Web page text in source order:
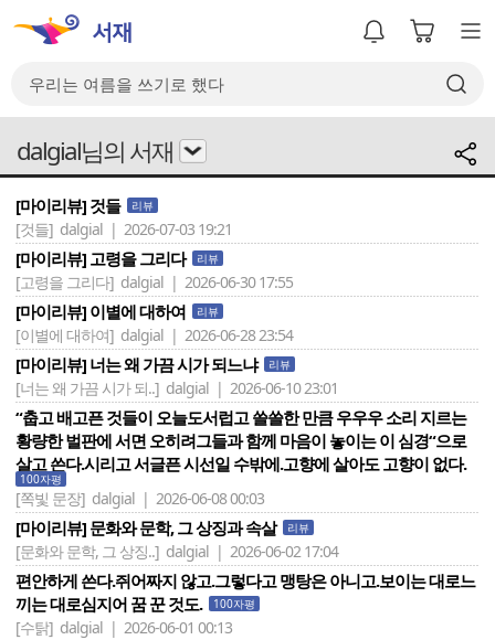
dalgial님의 서재
[마이리뷰] 것들 리뷰
[것들] dalgial | 2026-07-03 19:21
[마이리뷰] 고령을 그리다 리뷰
[고령을 그리다] dalgial | 2026-06-30 17:55
[마이리뷰] 이별에 대하여 리뷰
[이별에 대하여] dalgial | 2026-06-28 23:54
[마이리뷰] 너는 왜 가끔 시가 되느냐 리뷰
[너는 왜 가끔 시가 되..] dalgial | 2026-06-10 23:01
“춥고 배고픈 것들이 오늘도서럽고 쓸쓸한 만큼 우우우 소리 지르는
황량한 벌판에 서면 오히려그들과 함께 마음이 놓이는 이 심경“으로
살고 쓴다.시리고 서글픈 시선일 수밖에.고향에 살아도 고향이 없다.
100자평
[쪽빛 문장] dalgial | 2026-06-08 00:03
[마이리뷰] 문화와 문학, 그 상징과 속살 리뷰
[문화와 문학, 그 상징..] dalgial | 2026-06-02 17:04
편안하게 쓴다.쥐어짜지 않고.그렇다고 맹탕은 아니고.보이는 대로느
끼는 대로심지어 꿈 꾼 것도.
100자평
[수탉] dalgial | 2026-06-01 00:13